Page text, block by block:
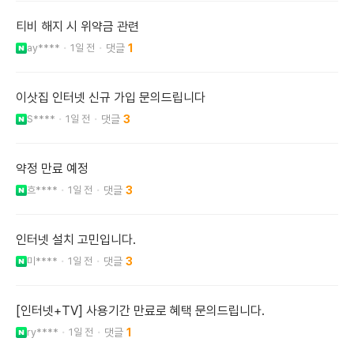
티비 해지 시 위약금 관련
ay**** 1일 전 1
이삿집 인터넷 신규 가입 문의드립니다
S**** 1일 전 3
약정 만료 예정
흐**** 1일 전 3
인터넷 설치 고민입니다.
미**** 1일 전 3
[인터넷+TV] 사용기간 만료로 혜택 문의드립니다.
ry**** 1일 전 1